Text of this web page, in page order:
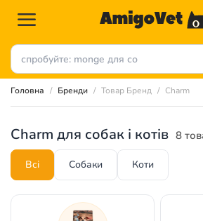
Головна Бренди Товар Бренд Charm
Charm для собак і котів 8
Всі Собаки Коти